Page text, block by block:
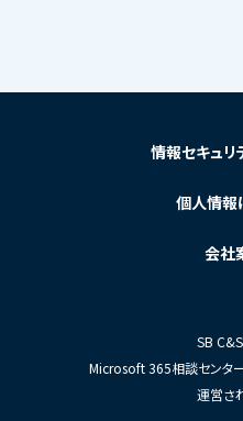
情報セキュリ
個人情報
会社
SB
Microsoft 365相談センタ
運営さ